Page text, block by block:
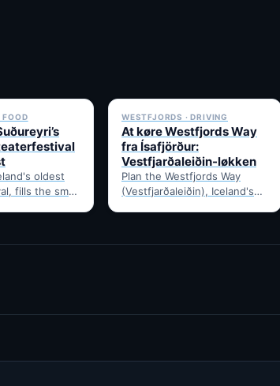
FOOD
oldest
fills the small
WESTFJORDS · DRIVING
At køre Westfjords Way
fra Ísafjörður:
Vestfjarðaleiðin-løkken
Plan the Westfjords Way
(Vestfjarðaleiðin), Iceland's